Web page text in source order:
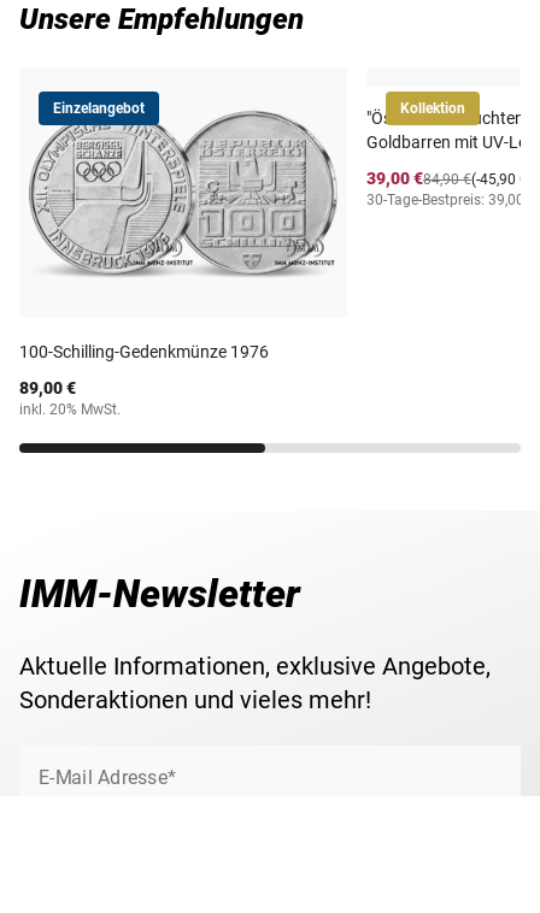
Bester Erhaltungsgrad "vorzüglich" (vz)
Ausgabeland Österreich
Lieferzeit 3-5 Werktage
Unsere Empfehlungen
Einzelangebot
100-Schilling-Gedenkmünze 1976
89,00 €
inkl. 20% MwSt.
Kollektion
"Österreichs
Goldbarren mit UV-
39,00 €
(-45,90 €)
84,90 €
30-Tage-Bestpreis: 39,00 €
IMM-Newsletter
Aktuelle Informationen, exklusive Angebote,
Sonderaktionen und vieles mehr!
E-Mail Adresse*